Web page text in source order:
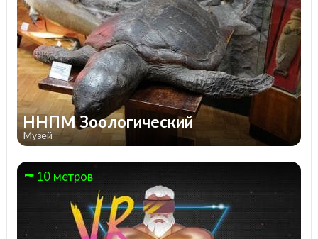
ННПМ Зоологический
Музей
10 метров